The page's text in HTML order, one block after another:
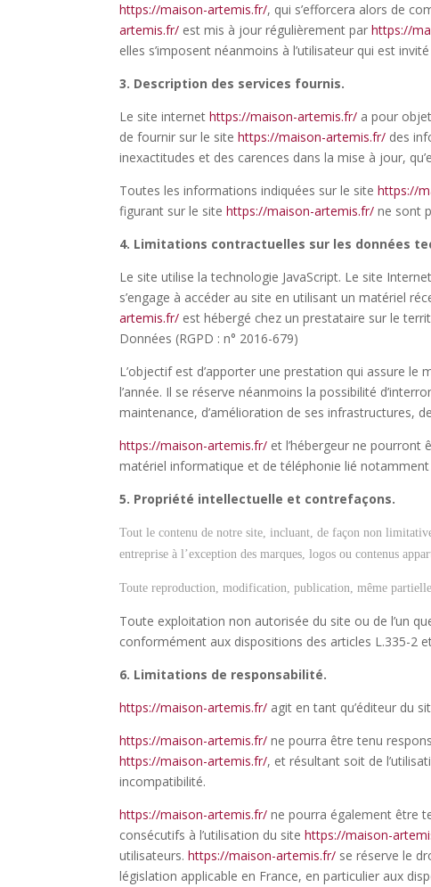
https://maison-artemis.fr/, qui s’efforcera alors de
artemis.fr/ est mis à jour régulièrement parhttps://
elles s’imposent néanmoins à l’utilisateur qui est
3. Description des services fournis.
Le site internethttps://maison-artemis.fr/ a pour
de fournir sur le sitehttps://maison-artemis.fr/ des
inexactitudes et des carences dans la mise à jour,
Toutes les informations indiquées sur le sitehttps://
figurant sur le sitehttps://maison-artemis.fr/ ne sont
4. Limitations contractuelles sur les données
Le site utilise la technologie JavaScript. Le site
s’engage à accéder au site en utilisant un matériel
artemis.fr/ est hébergé chez un prestataire sur le
Données (RGPD : n° 2016-679)
L’objectif est d’apporter une prestation qui assure le
l’année. Il se réserve néanmoins la possibilité
maintenance, d’amélioration de ses infrastructures,
https://maison-artemis.fr/ et l’hébergeur ne
matériel informatique et de téléphonie lié notamment
5. Propriété intellectuelle et contrefaçons.
Tout le contenu de notre site, incluant, de façon non
entreprise à l’exception des marques, logos ou contenus
Toute reproduction, modification, publication, même
Toute exploitation non autorisée du site ou de l’un
conformément aux dispositions des articles L.335-2
6. Limitations de responsabilité.
https://maison-artemis.fr/ agit en tant qu’éditeur du
https://maison-artemis.fr/ ne pourra être tenu
https://maison-artemis.fr/, et résultant soit de
incompatibilité.
https://maison-artemis.fr/ ne pourra également être
consécutifs à l’utilisation du sitehttps://maison-
utilisateurs.https://maison-artemis.fr/ se réserve le
législation applicable en France, en particulier aux